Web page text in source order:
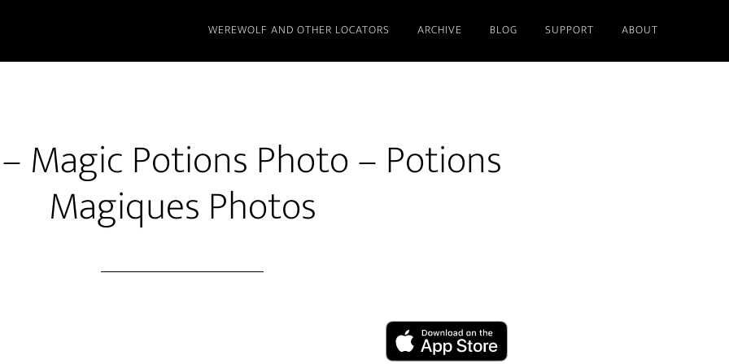
WEREWOLF AND OTHER LOCATORS ARCHIVE BLOG SUPPORT ABOUT
Magic Potions Photo – Potions
Magiques Photos